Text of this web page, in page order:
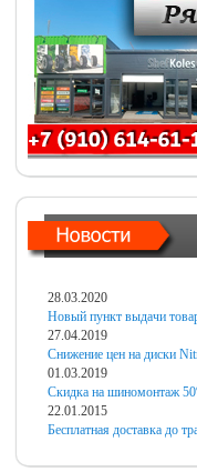
28.03.2020
Новый пункт выдачи
27.04.2019
Снижение цен на диски
01.03.2019
Скидка на шиномонтаж
22.01.2015
Бесплатная доставка до